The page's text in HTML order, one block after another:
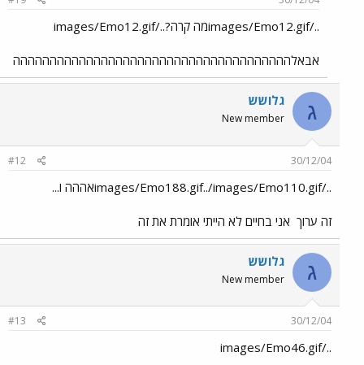
../images/Emo12.gifמה קרה?../images/Emo12.gif
אבאלהההההההההההההההההההההההההההההההההההההה
ג גלושש
New member
30/12/04
#12
../images/Emo188.gif../images/Emo110.gifאההה ו...
זה ערוך אני בחיים לא הייתי אומרת את זה
ג גלושש
New member
30/12/04
#13
../images/Emo46.gif